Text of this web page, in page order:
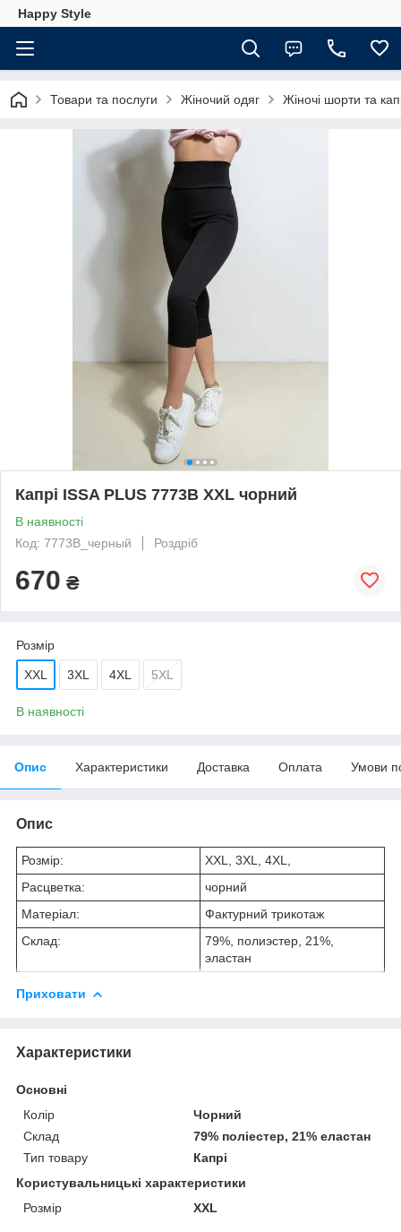
Happy Style
Товари та послуги Жіночий одяг Жіночі шорти та
Капрі ISSA PLUS 7773B XXL чорний
В наявності
Код: 7773B_черный
Роздріб
670 ₴
Розмір
XXL 3XL 4XL 5XL
В наявності
Опис Характеристики Доставка Оплата Умови
Опис
Розмір:
XXL, 3XL, 4XL,
Расцветка:
чорний
Матеріал:
Фактурний трикотаж
Склад:
79%, полиэстер, 21%,
эластан
Приховати
Характеристики
Основні
Колір
Чорний
Склад
79% поліестер, 21% еластан
Тип товару
Капрі
Користувальницькі характеристики
Розмір
XXL